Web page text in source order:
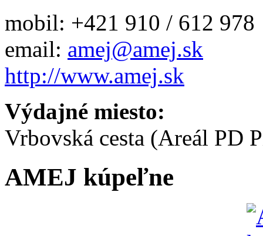
mobil: +421 910 / 612 978
email: amej@amej.sk
http://www.amej.sk
Výdajné miesto:
Vrbovská cesta (Areál PD
AMEJ kúpeľne